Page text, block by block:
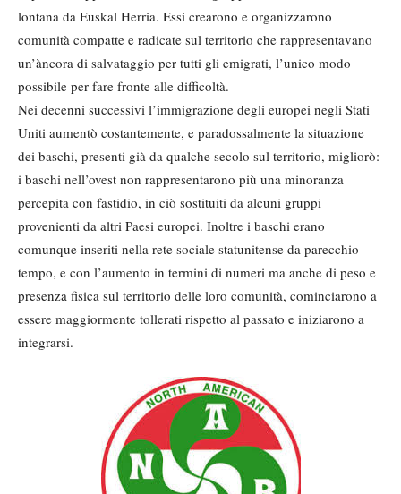
lontana da Euskal Herria. Essi crearono e organizzarono
comunità compatte e radicate sul territorio che rappresentavano
un’àncora di salvataggio per tutti gli emigrati, l’unico modo
possibile per fare fronte alle difficoltà.
Nei decenni successivi l’immigrazione degli europei negli Stati
Uniti aumentò costantemente, e paradossalmente la situazione
dei baschi, presenti già da qualche secolo sul territorio, migliorò:
i baschi nell’ovest non rappresentarono più una minoranza
percepita con fastidio, in ciò sostituiti da alcuni gruppi
provenienti da altri Paesi europei. Inoltre i baschi erano
comunque inseriti nella rete sociale statunitense da parecchio
tempo, e con l’aumento in termini di numeri ma anche di peso e
presenza fisica sul territorio delle loro comunità, cominciarono a
essere maggiormente tollerati rispetto al passato e iniziarono a
integrarsi.